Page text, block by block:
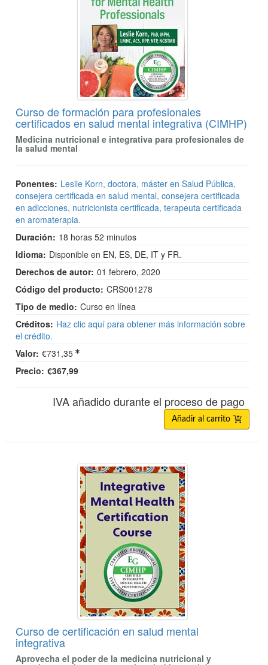
Curso de formación para profesionales
certificados en salud mental integrativa (CIMHP)
Medicina nutricional e integrativa para profesionales de
la salud mental
Ponentes: Leslie Korn, doctora, máster en Salud Pública,
consejera certificada en salud mental, consejera certificada
en adicciones, nutricionista certificada, terapeuta certificada
en aromaterapia.
Duración: 18 horas 52 minutos
Idioma: Disponible en EN, ES, DE, IT y FR.
Derechos de autor: 01 febrero, 2020
Código del producto: CRS001278
Tipo de medio: Curso en línea
Créditos: Haz clic aquí para obtener más información sobre
el crédito.
Valor: €731,35
Precio: €367,99
IVA añadido durante el proceso de pago
Añadir al carrito
Curso de certificación en salud mental integrativa
Curso de certificación en salud mental
integrativa
Aprovecha el poder de la medicina nutricional y